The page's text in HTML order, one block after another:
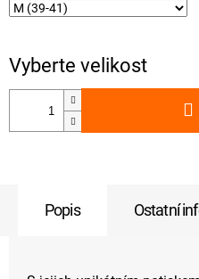
Popis Ostatní